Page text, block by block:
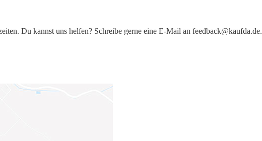
Du kannst uns helfen? Schreibe gerne eine E-Mail an feedback@kaufda.de.